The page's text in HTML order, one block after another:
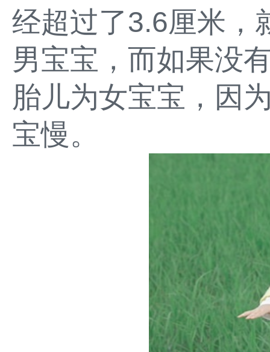
经超过了3.6厘米，
男宝宝，而如果没
胎儿为女宝宝，因
宝慢。